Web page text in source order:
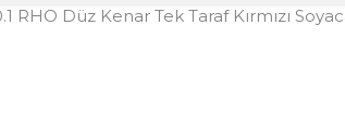
RHO Düz Kenar Tek Taraf Kırmızı